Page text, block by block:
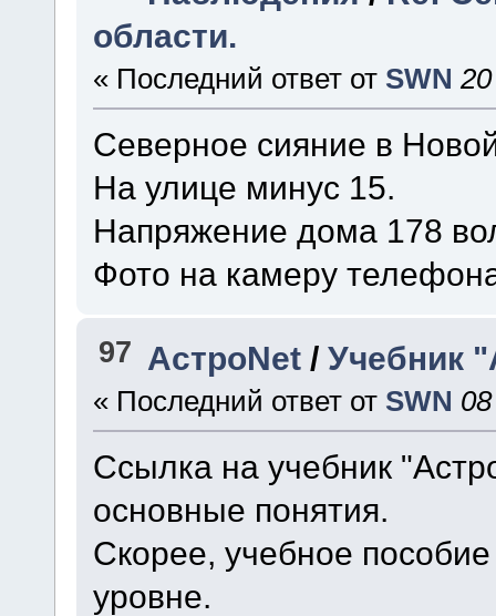
области.
« Последний ответ от SWN
Северное сияние в
На улице минус 15.
Напряжение дома 178
Фото на камеру
97 АстроNet /Учебник
« Последний ответ от SWN
Ссылка на учебник
основные понятия.
Скорее, учебное
уровне.